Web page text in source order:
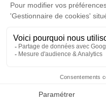
Faire-part
Cérémonie
Eglise Notre-Dame
21170 Losne